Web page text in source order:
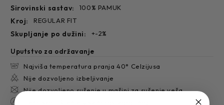
sirovinski sastav: 100% PAMUK
kroj: REGULAR FIT
Najviša temperatura pranja 40° Celzijusa
Nije dozvoljeno izbeljivanje
Nije dozvoljeno sušenje u mašini za sušenje veša
skupljanje po dužini: +-2%
Uputstvo za održavanje